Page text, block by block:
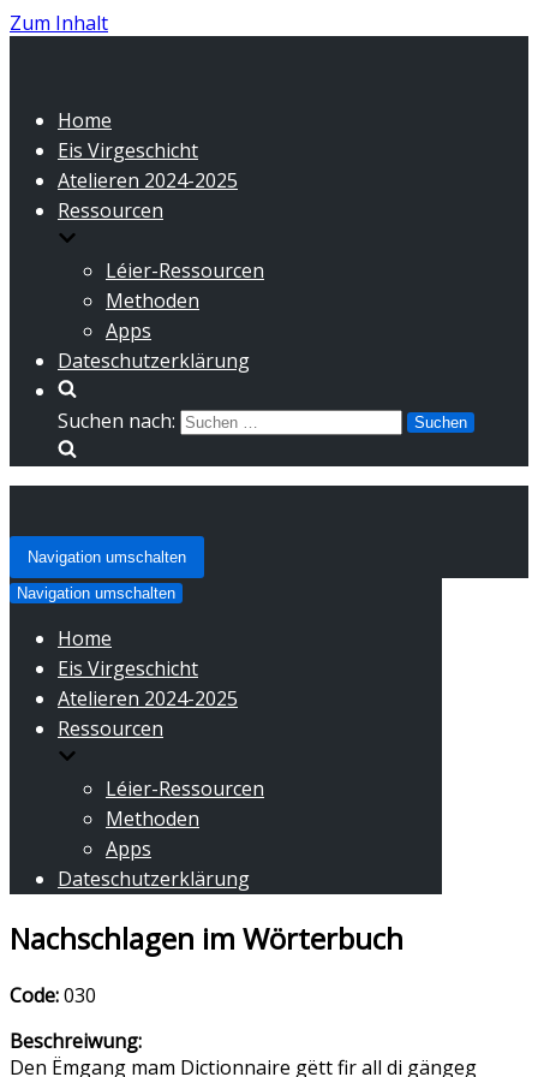
Zum Inhalt
Home
Eis Virgeschicht
Atelieren 2024-2025
Ressourcen
Léier-Ressourcen
Methoden
Apps
Dateschutzerklärung
Suchen nach:
Navigation umschalten
Navigation umschalten
Home
Eis Virgeschicht
Atelieren 2024-2025
Ressourcen
Léier-Ressourcen
Methoden
Apps
Dateschutzerklärung
Nachschlagen im Wörterbuch
Code:030
Beschreiwung:
Den Ëmgang mam Dictionnaire gëtt fir all di gängeg